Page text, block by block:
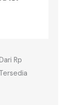
Rp